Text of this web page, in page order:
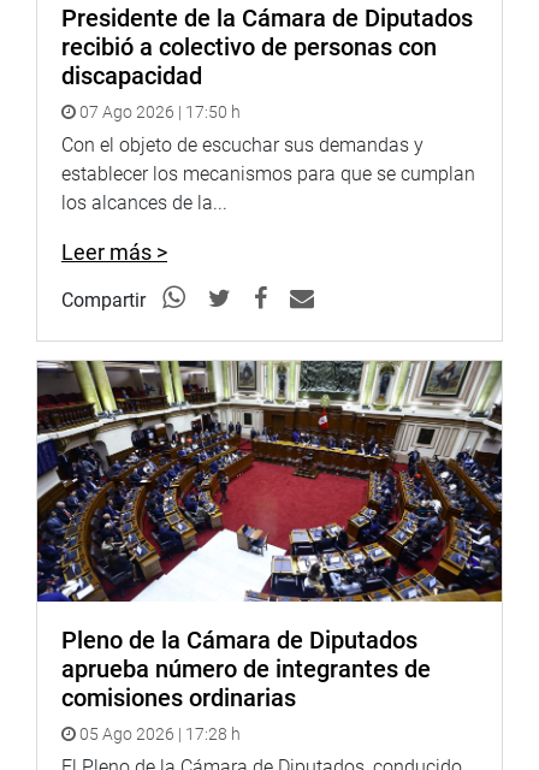
de mujeres no es un delito autónomo y tampoco es
considerado como una forma de violencia contra las
mujeres».
Esa es la razón, por la que el Ministerio Público no tiene
data en esa materia y que es necesario que la
desaparición de mujeres sea incorporada
de los delitos de feminicidio y trata de personas.
Por eso planteó la necesidad de un trabajo conjunto con
desapariciones de mujeres en nuestro país fluctúa el 70 y
80 % en lo que va del 2020 y 2021, según informes de la
Defensoría del Pueblo.
Indicó que solo en el 2021 se tiene un total de cuatro mil
463 notas de alerta sobre mujeres desaparecidas, en
muchos vasos vinculadas a la muerte violenta de una
mujer.
Dijo que con mejores herramientas legales que permitan
una mejor investigación se puede, incluso, solicitar
cadena perpetua ante la comisión de un feminicidio.
Asimismo, dijo que otro problema son las exigencias que
se plantean al fiscal para levantar el secreto de las
comunicaciones.
Presidente de la Cámara de Diputados
recibió a colectivo de personas con
discapacidad
07 Ago 2026 | 17:50 h
Con el objeto de escuchar sus demandas y
establecer los mecanismos para que se cumplan
los alcances de la...
Leer más >
Compartir
Pleno de la Cámara de Diputados
aprueba número de integrantes de
comisiones ordinarias
05 Ago 2026 | 17:28 h